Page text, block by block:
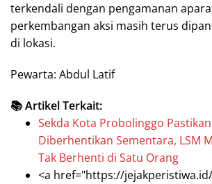
terkendali dengan pengamanan
perkembangan aksi masih terus
di lokasi.
Pewarta: Abdul Latif
📚 Artikel Terkait:
Sekda Kota Probolinggo
Diberhentikan Sementara, LSM
Tak Berhenti di Satu Orang
<a href="https://